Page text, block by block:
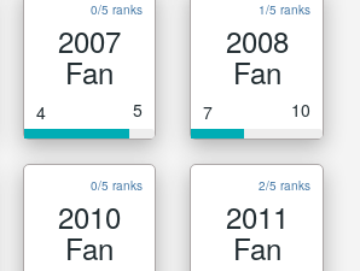
0/5 ranks
2007
Fan
4 5
1/5 ranks
2008
Fan
7 10
0/5 ranks
2010
Fan
2/5 ranks
2011
Fan